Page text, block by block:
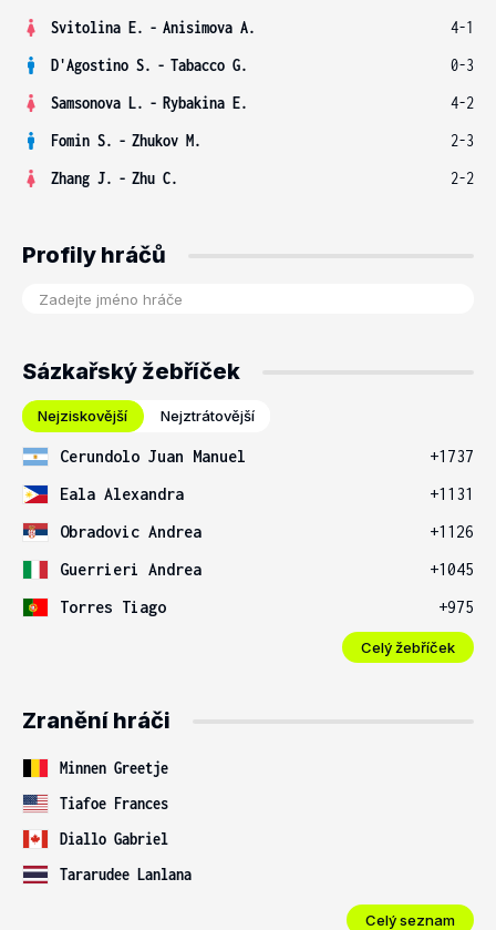
Svitolina E. - Anisimova A.
4-1
D'Agostino S. - Tabacco G.
0-3
Samsonova L. - Rybakina E.
4-2
Fomin S. - Zhukov M.
2-3
Zhang J. - Zhu C. 2-2
Profily hráčů
Sázkařský žebříček
Nejziskovější Nejztrátovější
Cerundolo Juan Manuel
+1737
Eala Alexandra
+1131
Obradovic Andrea
+1126
Guerrieri Andrea
+1045
Torres Tiago
+975
Celý žebříček
Zranění hráči
Minnen Greetje
Tiafoe Frances
Diallo Gabriel
Tararudee Lanlana
Celý seznam